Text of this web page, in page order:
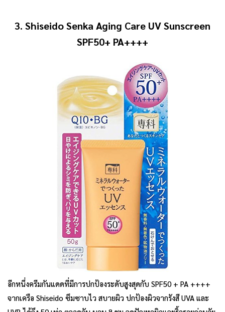
3. Shiseido Senka Aging Care UV Sunscreen
SPF50+ PA++++
อีกหนึ่งครีมกันแดดที่มีการปกป้องระดับสูงสุดกับ SPF50 + PA ++++
จากเครือ Shiseido ซึมซาบไว สบายผิว ปกป้องผิวจากรังสี UVA และ